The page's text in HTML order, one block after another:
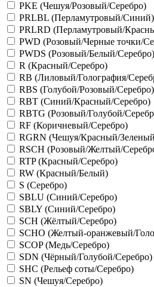
PKE (Чешуя/Розовый/Серебро)
PRLBL (Перламутровый/Синий)
PRLRD (Перламутровый/
PWD (Розовый/Черные точки/
PWDS (Розовый/Белый/Серебро)
R (Красный/Серебро)
RB (Лиловый/Голография/
RBS (Голубой/Розовый/Серебро)
RBT (Синий/Красный/Серебро)
RBTG (Розовый/Голубой/
RF (Коричневый/Серебро)
RGRN (Чешуя/Красный/
RSCH (Розовый/Желтый/
RTP (Красный/Серебро)
RW (Красный/Белый)
S (Серебро)
SBLU (Синий/Серебро)
SBLY (Синий/Серебро)
SCH (Жёлтый/Серебро)
SCHO (Желтый-оранжевый/
SCOP (Медь/Серебро)
SDN (Чёрный/Голубой/Серебро)
SHC (Рельеф соты/Серебро)
SN (Чешуя/Серебро)